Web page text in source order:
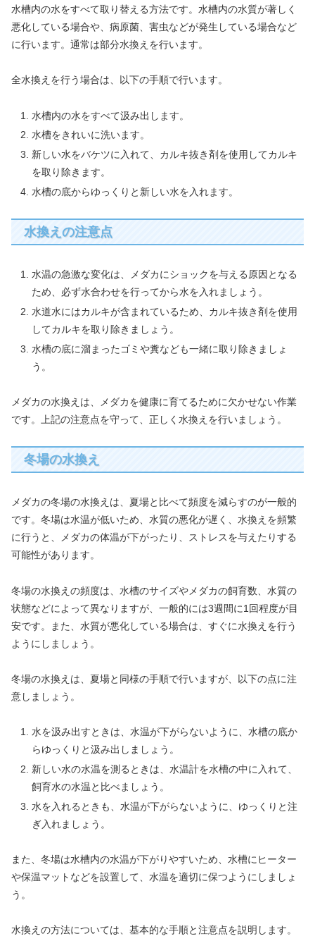
水槽内の水をすべて取り替える方法です。水槽内の水質が著しく
悪化している場合や、病原菌、害虫などが発生している場合など
に行います。通常は部分水換えを行います。
全水換えを行う場合は、以下の手順で行います。
水槽内の水をすべて汲み出します。
水槽をきれいに洗います。
新しい水をバケツに入れて、カルキ抜き剤を使用してカルキ
を取り除きます。
水槽の底からゆっくりと新しい水を入れます。
水換えの注意点
水温の急激な変化は、メダカにショックを与える原因となる
ため、必ず水合わせを行ってから水を入れましょう。
水道水にはカルキが含まれているため、カルキ抜き剤を使用
してカルキを取り除きましょう。
水槽の底に溜まったゴミや糞なども一緒に取り除きましょ
う。
メダカの水換えは、メダカを健康に育てるために欠かせない作業
です。上記の注意点を守って、正しく水換えを行いましょう。
冬場の水換え
メダカの冬場の水換えは、夏場と比べて頻度を減らすのが一般的
です。冬場は水温が低いため、水質の悪化が遅く、水換えを頻繁
に行うと、メダカの体温が下がったり、ストレスを与えたりする
可能性があります。
冬場の水換えの頻度は、水槽のサイズやメダカの飼育数、水質の
状態などによって異なりますが、一般的には3週間に1回程度が目
安です。また、水質が悪化している場合は、すぐに水換えを行う
ようにしましょう。
冬場の水換えは、夏場と同様の手順で行いますが、以下の点に注
意しましょう。
水を汲み出すときは、水温が下がらないように、水槽の底か
らゆっくりと汲み出しましょう。
新しい水の水温を測るときは、水温計を水槽の中に入れて、
飼育水の水温と比べましょう。
水を入れるときも、水温が下がらないように、ゆっくりと注
ぎ入れましょう。
また、冬場は水槽内の水温が下がりやすいため、水槽にヒーター
や保温マットなどを設置して、水温を適切に保つようにしましょ
う。
水換えの方法については、基本的な手順と注意点を説明します。